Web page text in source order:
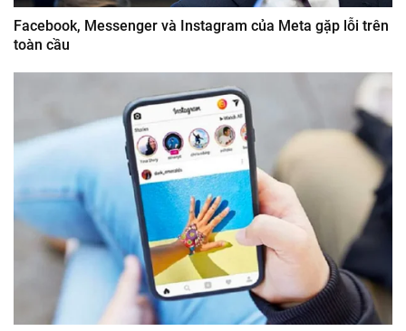
Facebook, Messenger và Instagram của Meta gặp lỗi trên
toàn cầu